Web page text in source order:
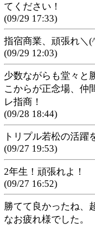
てください！
(09/29 17:33)
指宿商業、頑張れ＼
(09/29 12:03)
少数ながらも堂々と
こからが正念場、仲
レ指商！
(09/28 18:44)
トリプル若松の活
(09/27 19:53)
2年生！頑張れよ！
(09/27 16:52)
勝てて良かったね、
なお疲れ様でした。